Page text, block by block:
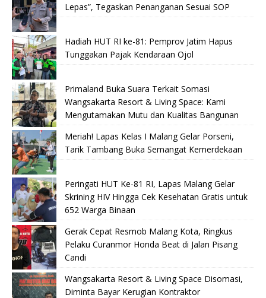
Lepas”, Tegaskan Penanganan Sesuai SOP
Hadiah HUT RI ke-81: Pemprov Jatim Hapus
Tunggakan Pajak Kendaraan Ojol
Primaland Buka Suara Terkait Somasi
Wangsakarta Resort & Living Space: Kami
Mengutamakan Mutu dan Kualitas Bangunan
Meriah! Lapas Kelas I Malang Gelar Porseni,
Tarik Tambang Buka Semangat Kemerdekaan
Peringati HUT Ke-81 RI, Lapas Malang Gelar
Skrining HIV Hingga Cek Kesehatan Gratis untuk
652 Warga Binaan
Gerak Cepat Resmob Malang Kota, Ringkus
Pelaku Curanmor Honda Beat di Jalan Pisang
Candi
Wangsakarta Resort & Living Space Disomasi,
Diminta Bayar Kerugian Kontraktor